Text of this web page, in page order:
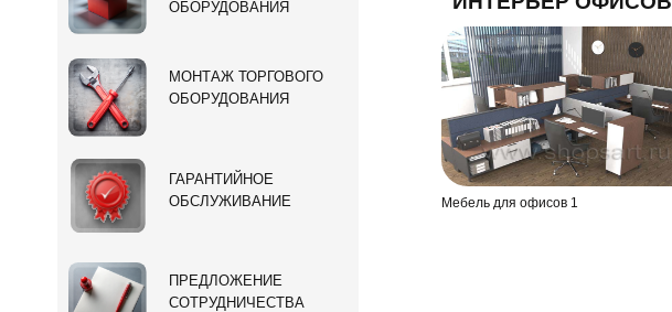
Мебель для офисов 1
ОБОРУДОВАНИЯ
МОНТАЖ ТОРГОВОГО
ОБОРУДОВАНИЯ
ГАРАНТИЙНОЕ
ОБСЛУЖИВАНИЕ
ПРЕДЛОЖЕНИЕ
СОТРУДНИЧЕСТВА